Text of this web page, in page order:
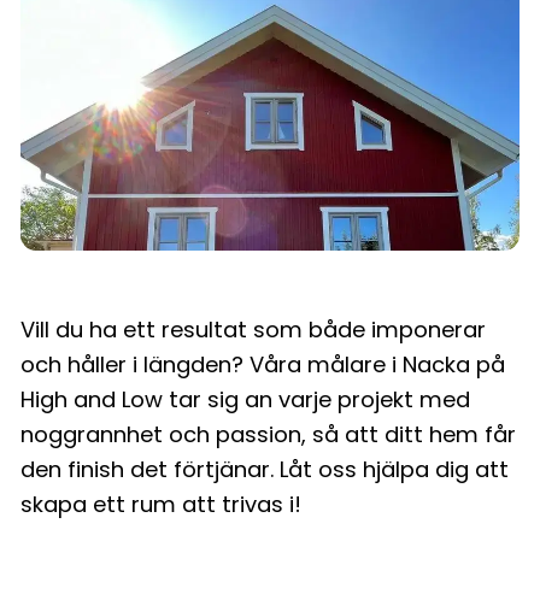
Vill du ha ett resultat som både imponerar
och håller i längden? Våra målare i Nacka på
High and Low tar sig an varje projekt med
noggrannhet och passion, så att ditt hem får
den finish det förtjänar. Låt oss hjälpa dig att
skapa ett rum att trivas i!